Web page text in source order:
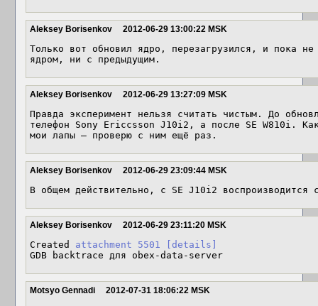
Aleksey Borisenkov 2012-06-29 13:00:22 MSK
Только вот обновил ядро, перезагрузился, и пока
ядром, ни с предыдущим.
Aleksey Borisenkov 2012-06-29 13:27:09 MSK
Правда эксперимент нельзя считать чистым. До
телефон Sony Ericcsson J10i2, а после SE W810i.
мои лапы — проверю с ним ещё раз.
Aleksey Borisenkov 2012-06-29 23:09:44 MSK
В общем действительно, с SE J10i2 воспроизводится
Aleksey Borisenkov 2012-06-29 23:11:20 MSK
Created attachment 5501
[details]
GDB backtrace для obex-data-server
Motsyo Gennadi 2012-07-31 18:06:22 MSK